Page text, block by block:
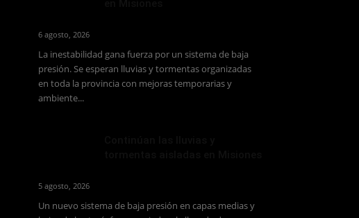
6 agosto, 2026
La inestabilidad gana fuerza por un sistema de baja
presión. Se esperan lluvias y tormentas organizadas
en toda la provincia con mejoras temporarias y
ambiente...
5 agosto, 2026
Un nuevo sistema de baja presión en capas medias y